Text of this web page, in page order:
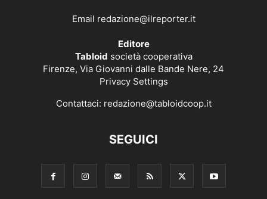
Email redazione@ilreporter.it
Editore
Tabloid società cooperativa
Firenze, Via Giovanni dalle Bande Nere, 24
Privacy Settings
Contattaci: redazione@tabloidcoop.it
SEGUICI